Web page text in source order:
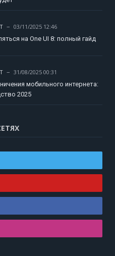
03/11/2025 12:46
на One UI 8: полный гайд
31/08/2025 00:31
мобильного интернета:
2025